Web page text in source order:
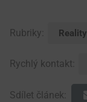
Rubriky: Reality
Rychlý kontakt:
Sdílet článek: